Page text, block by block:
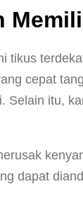
tikus
cepat
Selain itu,
dapat